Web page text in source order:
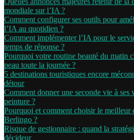
mondiale sur l’IA ?
Comment configurer ses outils pour
l’IA au quotidien ?
Comment implémenter l’IA pour le
temps de réponse ?
Pourquoi votre routine beauté du matin
peau toute la journée ?
5 destinations touristiques encore
détour
Comment donner une seconde vie à ses
peinture ?
Pourquoi et comment choisir le meilleur
Berlingo ?
Risque de gestionnaire : quand la
décideur